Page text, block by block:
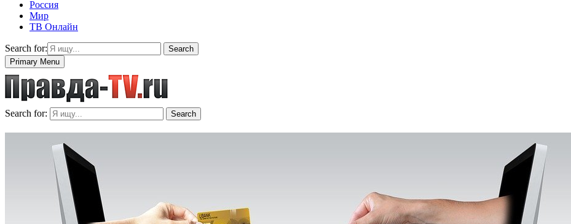
Россия
Мир
ТВ Онлайн
Search for:
Search
Primary Menu
Search for: Search